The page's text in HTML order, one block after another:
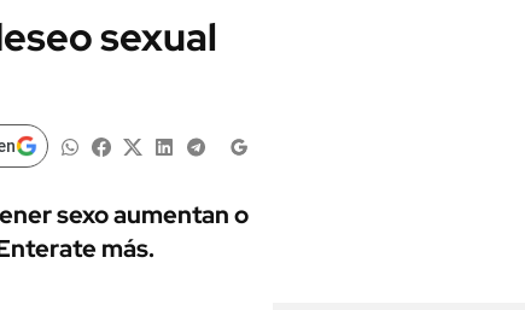
MUNDO
LIFESTYLE
AUTOS
sexual
sexo aumentan o
más.